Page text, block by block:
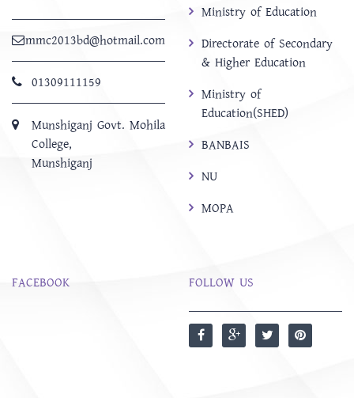
mmc2013bd@hotmail.com
01309111159
Munshiganj Govt. Mohila
College,
Munshiganj
Ministry of Education
Directorate of Secondary
& Higher Education
Ministry of
Education(SHED)
BANBAIS
NU
MOPA
FACEBOOK FOLLOW US